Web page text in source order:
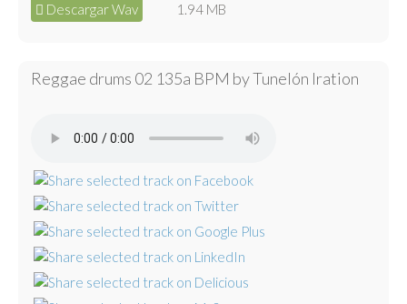
Descargar Wav 1.94 MB
Reggae drums 02 135a BPM by Tunelón Iration